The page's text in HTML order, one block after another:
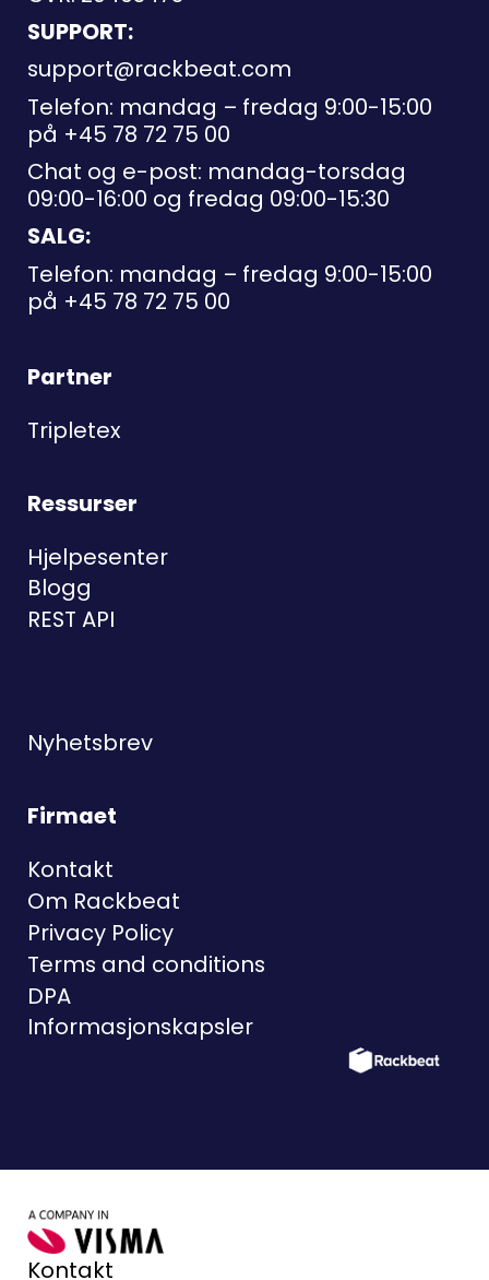
SUPPORT:
support@rackbeat.com
Telefon: mandag – fredag 9:00-15:00
på +45 78 72 75 00
Chat og e-post: mandag-torsdag
09:00-16:00 og fredag 09:00-15:30
SALG:
Telefon: mandag – fredag 9:00-15:00
på +45 78 72 75 00
Partner
Tripletex
Ressurser
Hjelpesenter
Blogg
REST API
Nyhetsbrev
Firmaet
Kontakt
Om Rackbeat
Privacy Policy
Terms and conditions
DPA
Informasjonskapsler
Kontakt